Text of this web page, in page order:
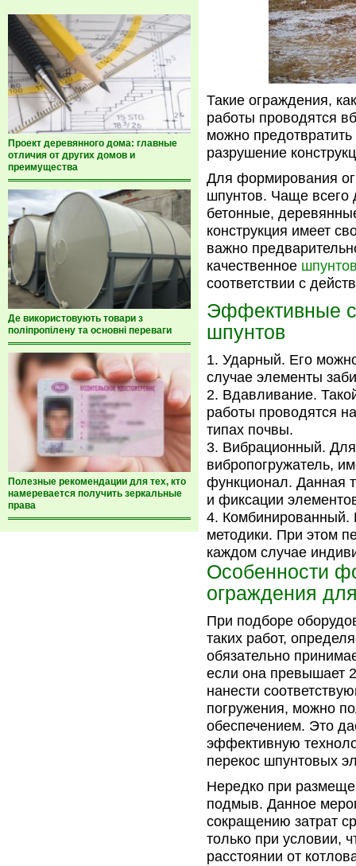
Проект деревянного дома: главные
отличия от других домов и
преимущества
Де використовують товари з
поліпропілену та основні переваги
Полезные рекомендации для тех, кто
намеревается получить зеркальные
права
Такие ограждения,
работы проводятся
можно
разрушение
Для формирования
шпунтов. Чаще всего
бетонные,
конструкция имеет
важно
качественное
соответствии с
Эффективные
шпунтов
Ударный. Его
случае элементы
Вдавливание.
работы проводятся
типах почвы.
Вибрационный. Для
вибропогружатель,
функционал. Данная
и фиксации
Комбинированный.
методики. При этом
каждом случае
Особенности
ограждения
При подборе
таких работ,
обязательно
если она превышает
нанести
погружения, можно
обеспечением. Это
эффективную
перекос шпунтовых
Нередко при
подмыв. Данное
сокращению затрат
только при условии,
расстоянии от